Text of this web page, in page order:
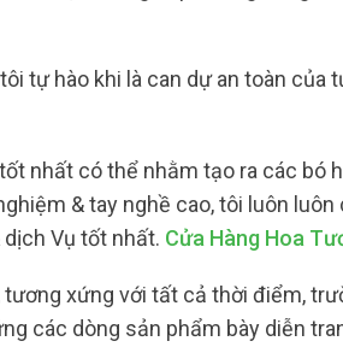
tự hào khi là can dự an toàn của
nhất có thể nhằm tạo ra các bó
& tay nghề cao, tôi luôn
Vụ tốt nhất. Cửa Hàng Hoa
xứng với tất cả thời điểm,
các dòng sản phẩm bày diễn